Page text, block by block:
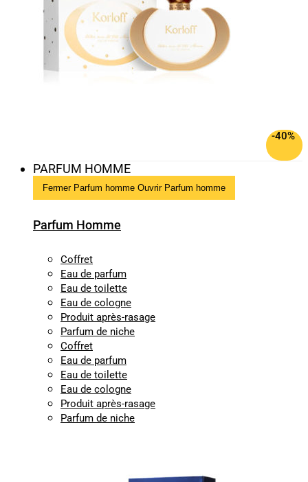
-40%
PARFUM HOMME
Fermer Parfum homme Ouvrir Parfum homme
Parfum Homme
Coffret
Eau de parfum
Eau de toilette
Eau de cologne
Produit après-rasage
Parfum de niche
Coffret
Eau de parfum
Eau de toilette
Eau de cologne
Produit après-rasage
Parfum de niche